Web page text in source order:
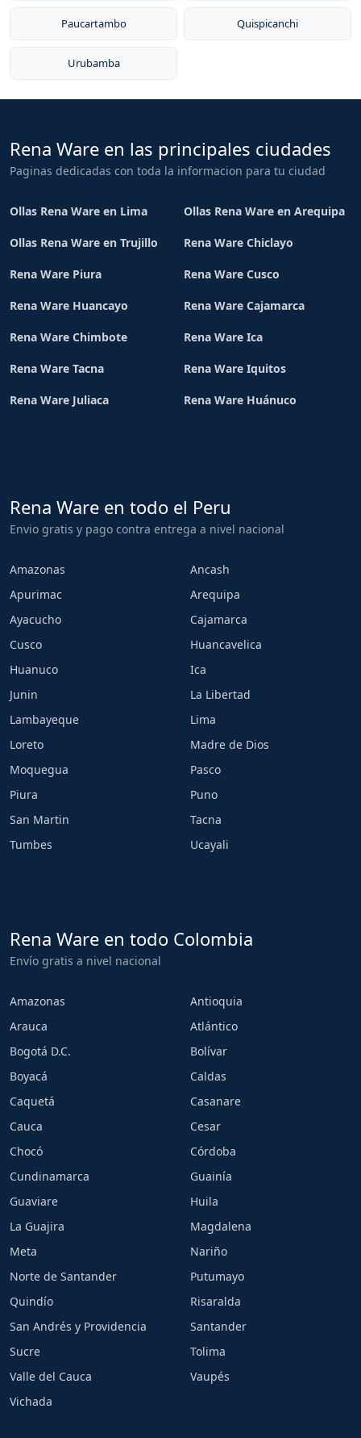
Paucartambo Quispicanchi
Urubamba
Rena Ware en las principales ciudades
Paginas dedicadas con toda la informacion para tu ciudad
Ollas Rena Ware en Lima Ollas Rena Ware en Arequipa
Ollas Rena Ware en Trujillo Rena Ware Chiclayo
Rena Ware Piura Rena Ware Cusco
Rena Ware Huancayo Rena Ware Cajamarca
Rena Ware Chimbote Rena Ware Ica
Rena Ware Tacna Rena Ware Iquitos
Rena Ware Juliaca Rena Ware Huánuco
Rena Ware en todo el Peru
Envio gratis y pago contra entrega a nivel nacional
Amazonas
Ancash
Apurimac
Arequipa
Ayacucho
Cajamarca
Cusco
Huancavelica
Huanuco
Ica
Junin
La Libertad
Lambayeque
Lima
Loreto
Madre de Dios
Moquegua
Pasco
Piura
Puno
San Martin
Tacna
Tumbes
Ucayali
Rena Ware en todo Colombia
Envío gratis a nivel nacional
Amazonas
Antioquia
Arauca
Atlántico
Bogotá D.C.
Bolívar
Boyacá
Caldas
Caquetá
Casanare
Cauca
Cesar
Chocó
Córdoba
Cundinamarca
Guainía
Guaviare
Huila
La Guajira
Magdalena
Meta
Nariño
Norte de Santander
Putumayo
Quindío
Risaralda
San Andrés y Providencia
Santander
Sucre
Tolima
Valle del Cauca
Vaupés
Vichada